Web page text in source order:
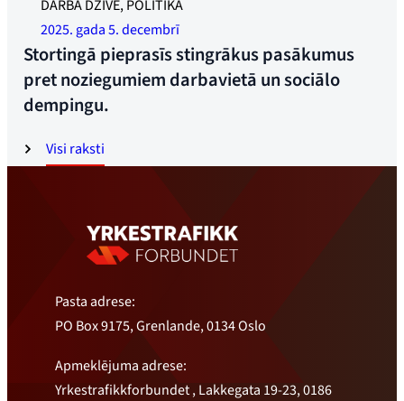
Visi raksti
dempingu un noziegumiem darbavietā. Foto: Jonass Rūds
DARBA DZĪVE, POLITIKA
2025. gada 5. decembrī
Stortingā pieprasīs stingrākus pasākumus
pret noziegumiem darbavietā un sociālo
dempingu.
Pasta adrese:
PO Box 9175, Grenlande, 0134 Oslo
Apmeklējuma adrese:
Yrkestrafikkforbundet , Lakkegata 19-23, 0186